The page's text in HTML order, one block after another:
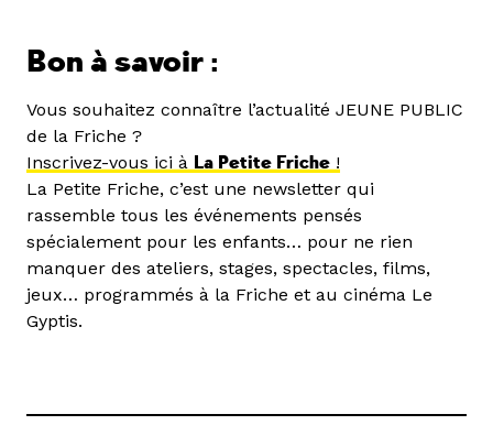
Bon à savoir :
Vous souhaitez connaître l’actualité JEUNE PUBLIC
de la Friche ?
Inscrivez-vous ici à La Petite Friche !
La Petite Friche, c’est une newsletter qui
rassemble tous les événements pensés
spécialement pour les enfants… pour ne rien
manquer des ateliers, stages, spectacles, films,
jeux… programmés à la Friche et au cinéma Le
Gyptis.